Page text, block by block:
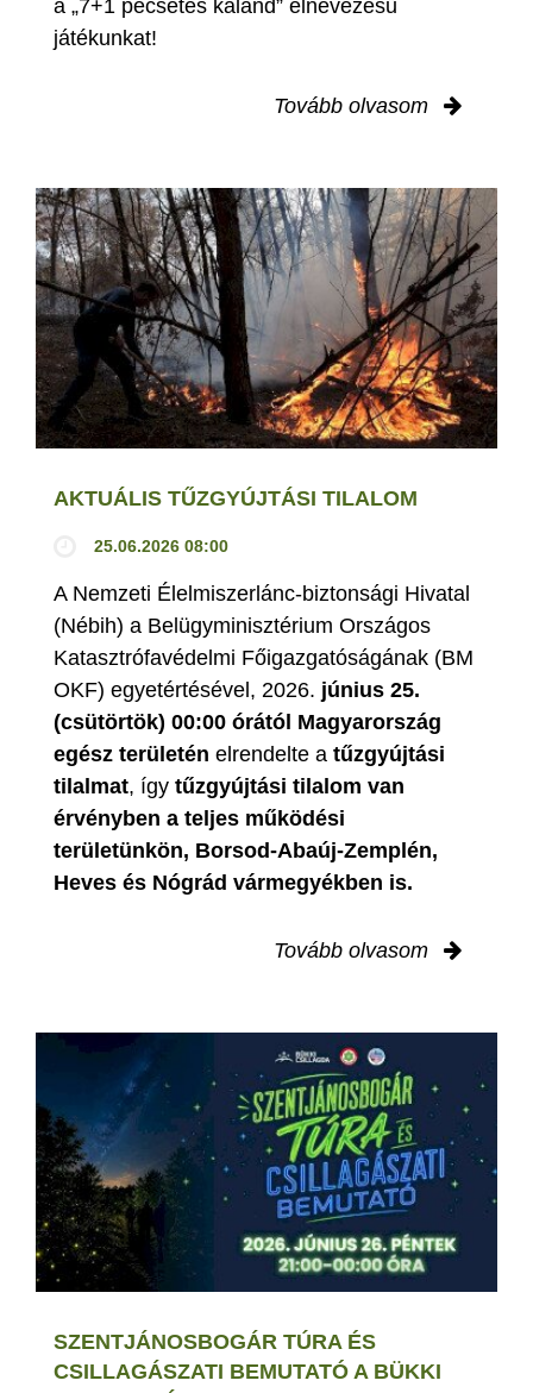
a „7+1 pecsétes kaland” elnevezésű
játékunkat!
Tovább olvasom
AKTUÁLIS TŰZGYÚJTÁSI TILALOM
25.06.2026 08:00
A Nemzeti Élelmiszerlánc-biztonsági Hivatal
(Nébih) a Belügyminisztérium Országos
Katasztrófavédelmi Főigazgatóságának (BM
OKF) egyetértésével, 2026. június 25.
(csütörtök) 00:00 órától Magyarország
egész területén elrendelte a tűzgyújtási
tilalmat, így tűzgyújtási tilalom van
érvényben a teljes működési
területünkön, Borsod-Abaúj-Zemplén,
Heves és Nógrád vármegyékben is.
Tovább olvasom
SZENTJÁNOSBOGÁR TÚRA ÉS
CSILLAGÁSZATI BEMUTATÓ A BÜKKI